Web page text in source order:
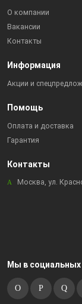
О компании
Вакансии
Контакты
Информация
Акции и
Помощь
Оплата и доставка
Гарантия
Контакты
Москва, ул.
Мы в социальных